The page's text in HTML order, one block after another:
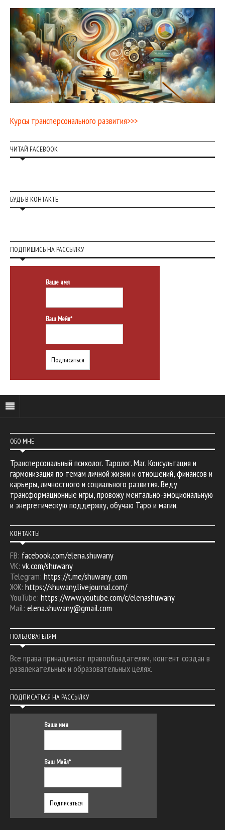
Курсы трансперсонального развития>>>
ЧИТАЙ FACEBOOK
БУДЬ В КОНТАКТЕ
ПОДПИШИСЬ НА РАССЫЛКУ
Ваше имя
Ваш Мейл*
ОБО МНЕ
Трансперсональный психолог. Таролог. Маг. Консультация и
гармонизация по темам личной жизни и отношений, финансов и
карьеры, личностного и социального развития. Веду
трансформационные игры, провожу ментально-эмоциональную
и энергетическую поддержку, обучаю Таро и магии.
КОНТАКТЫ
FB: facebook.com/elena.shuwany
VK: vk.com/shuwany
Telegram: https://t.me/shuwany_com
ЖЖ: https://shuwany.livejournal.com/
YouTube: https://www.youtube.com/c/elenashuwany
Mail: elena.shuwany@gmail.com
ПОЛЬЗОВАТЕЛЯМ
Все права принадлежат правообладателям, контент создан в
развлекательных и образовательных целях.
ПОДПИСАТЬСЯ НА РАССЫЛКУ
Ваше имя
Ваш Мейл*